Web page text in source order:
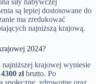
siły nabywczej
są lepiej dostosowane do
ma zredukować
najniższą krajową.
2024?
najniższej krajowej wyniesie
4300 złbrutto. Po
społeczne, zdrowotne oraz